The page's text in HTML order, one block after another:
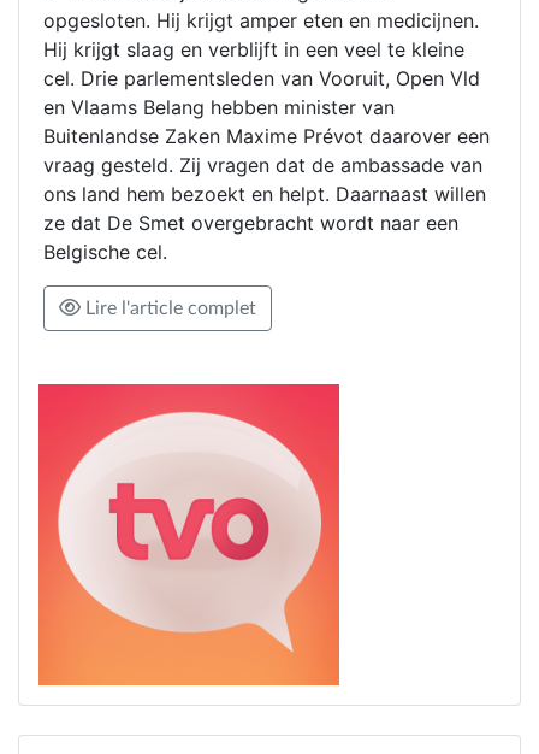
opgesloten. Hij krijgt amper eten en medicijnen.
Hij krijgt slaag en verblijft in een veel te kleine
cel. Drie parlementsleden van Vooruit, Open Vld
en Vlaams Belang hebben minister van
Buitenlandse Zaken Maxime Prévot daarover een
vraag gesteld. Zij vragen dat de ambassade van
ons land hem bezoekt en helpt. Daarnaast willen
ze dat De Smet overgebracht wordt naar een
Belgische cel.
Lire l'article complet